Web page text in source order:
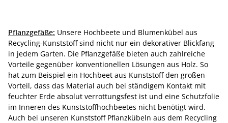
Pflanzgefäße: Unsere Hochbeete und Blumenkübel aus
Recycling-Kunststoff sind nicht nur ein dekorativer Blickfang
in jedem Garten. Die Pflanzgefäße bieten auch zahlreiche
Vorteile gegenüber konventionellen Lösungen aus Holz. So
hat zum Beispiel ein Hochbeet aus Kunststoff den großen
Vorteil, dass das Material auch bei ständigem Kontakt mit
feuchter Erde absolut verrottungsfest ist und eine Schutzfolie
im Inneren des Kunststoffhochbeetes nicht benötigt wird.
Auch bei unseren Kunststoff Pflanzkübeln aus dem Recycling